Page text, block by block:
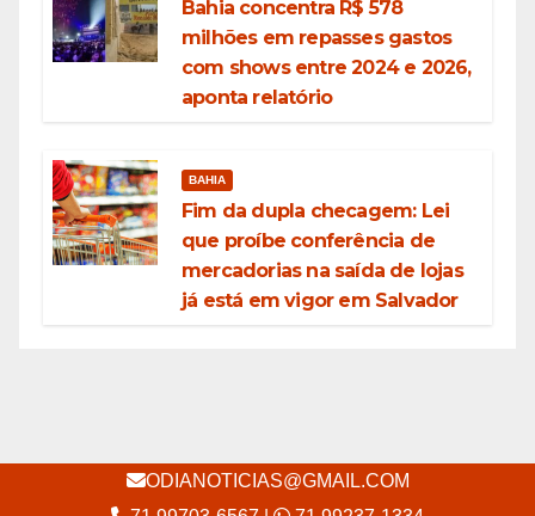
Bahia concentra R$ 578
milhões em repasses gastos
com shows entre 2024 e 2026,
aponta relatório
BAHIA
Fim da dupla checagem: Lei
que proíbe conferência de
mercadorias na saída de lojas
já está em vigor em Salvador
ODIANOTICIAS@GMAIL.COM